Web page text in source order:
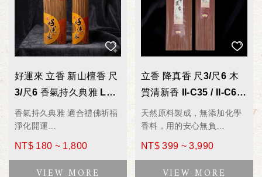
好運來 立香 新山檀香 尺
3/尺6 香氣持久典雅 LK-
395/LK-695 拜拜香 600
g
香氣持久典雅 適合禮佛祈福
淨化開運
和、餘韻悠長
NT$ 180 ~ 1,800
立香 降真香 尺3/尺6 木
質清新香 II-C35 / II-C65
拜拜香 600g
天然原料製成，無添加化學
香料，用的安心無負
藥材研磨而成
NT$ 399 ~ 3,990